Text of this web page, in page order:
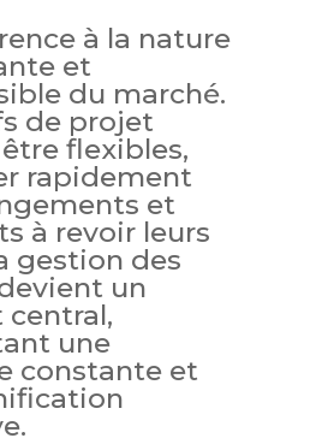
à la nature
et
du marché.
de projet
flexibles,
rapidement
et
à revoir leurs
gestion des
un
central,
une
constante et